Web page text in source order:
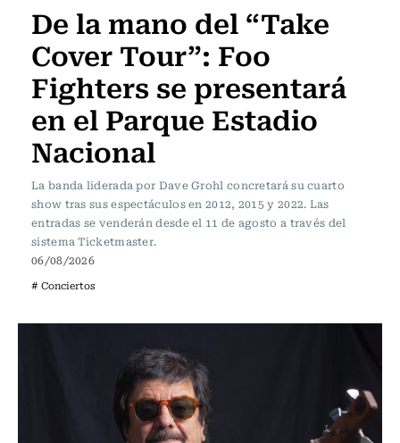
De la mano del “Take
Cover Tour”: Foo
Fighters se presentará
en el Parque Estadio
Nacional
La banda liderada por Dave Grohl concretará su cuarto
show tras sus espectáculos en 2012, 2015 y 2022. Las
entradas se venderán desde el 11 de agosto a través del
sistema Ticketmaster.
06/08/2026
# Conciertos